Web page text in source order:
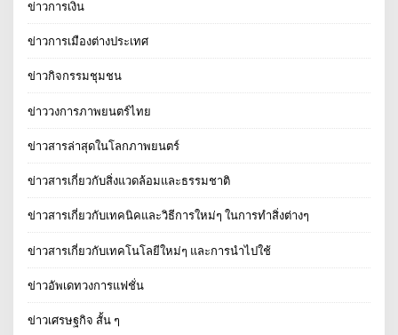
ข่าวการเงิน
ข่าวการเมืองต่างประเทศ
ข่าวกิจกรรมชุมชน
ข่าววงการภาพยนตร์ไทย
ข่าวสารล่าสุดในโลกภาพยนตร์
ข่าวสารเกี่ยวกับสิ่งแวดล้อมและธรรมชาติ
ข่าวสารเกี่ยวกับเทคนิคและวิธีการใหม่ๆ ในการทำสิ่งต่างๆ
ข่าวสารเกี่ยวกับเทคโนโลยีใหม่ๆ และการนำไปใช้
ข่าวอัพเดทวงการแฟชั่น
ข่าวเศรษฐกิจ สั้น ๆ